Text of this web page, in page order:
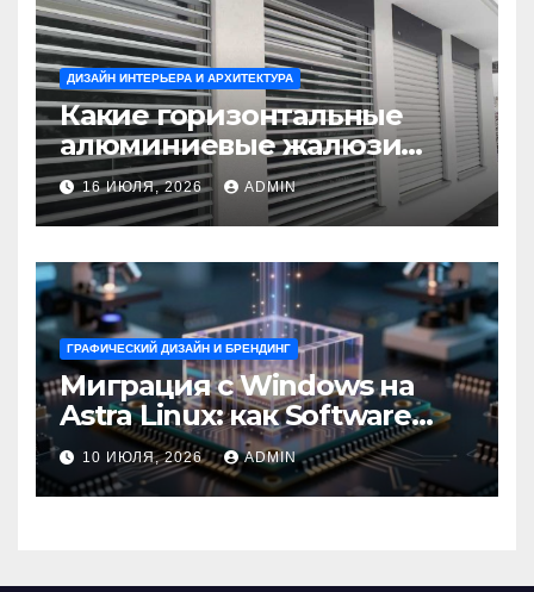
ДИЗАЙН ИНТЕРЬЕРА И АРХИТЕКТУРА
Какие горизонтальные
алюминиевые жалюзи
выбрать для окон?
16 ИЮЛЯ, 2026 ADMIN
ГРАФИЧЕСКИЙ ДИЗАЙН И БРЕНДИНГ
Миграция с Windows на
Astra Linux: как Software
Group успешно перешла на
отечественную ОС
10 ИЮЛЯ, 2026 ADMIN